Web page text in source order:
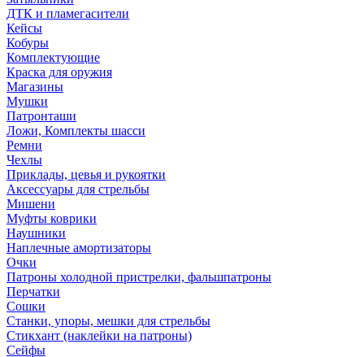
ДТК и пламегасители
Кейсы
Кобуры
Комплектующие
Краска для оружия
Магазины
Мушки
Патронташи
Ложи, Комплекты шасси
Ремни
Чехлы
Приклады, цевья и рукоятки
Аксессуары для стрельбы
Мишени
Муфты коврики
Наушники
Наплечные амортизаторы
Очки
Патроны холодной пристрелки, фальшпатроны
Перчатки
Сошки
Станки, упоры, мешки для стрельбы
Стикхант (наклейки на патроны)
Сейфы